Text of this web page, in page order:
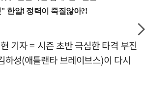
기자 = 시즌 초반 극심한 타격 부진
하성(애틀랜타 브레이브스)이 다시